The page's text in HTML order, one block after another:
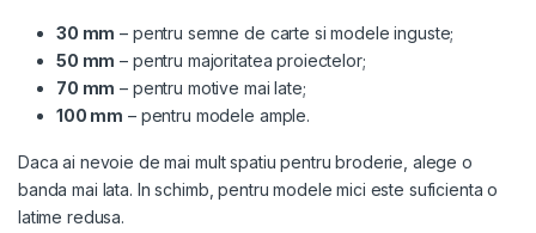
30 mm – pentru semne de carte si modele inguste;
50 mm – pentru majoritatea proiectelor;
70 mm – pentru motive mai late;
100 mm – pentru modele ample.
Daca ai nevoie de mai mult spatiu pentru broderie, alege o
banda mai lata. In schimb, pentru modele mici este suficienta o
latime redusa.